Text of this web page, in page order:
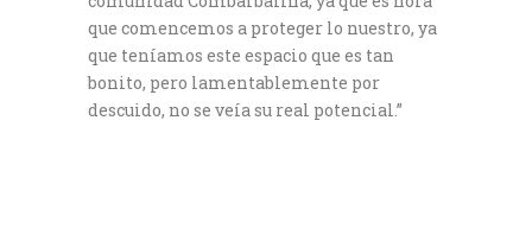
que comencemos a proteger lo nuestro, ya
que teníamos este espacio que es tan
bonito, pero lamentablemente por
descuido, no se veía su real potencial.”